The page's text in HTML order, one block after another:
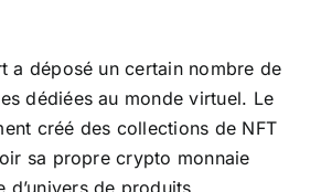
a déposé un certain nombre de
dédiées au monde virtuel. Le
créé des collections de NFT
sa propre crypto monnaie